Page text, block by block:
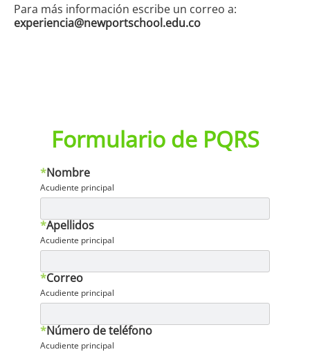
Para más información escribe un correo a:
experiencia@newportschool.edu.co
Formulario de PQRS
Nombre
*
Acudiente principal
Apellidos
*
Acudiente principal
Correo
*
Acudiente principal
Número de teléfono
*
Acudiente principal